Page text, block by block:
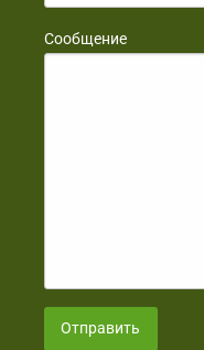
Сообщение
Отправить